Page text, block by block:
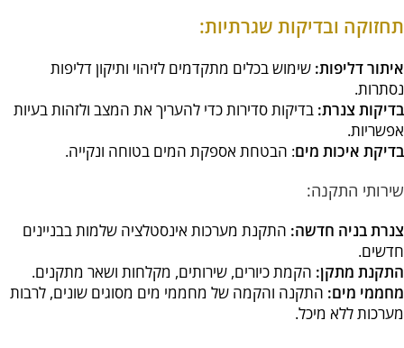
תחזוקה ובדיקות שגרתיות:
איתור דליפות: שימוש בכלים מתקדמים לזיהוי ותיקון דליפות
נסתרות.
בדיקות צנרת: בדיקות סדירות כדי להעריך את המצב ולזהות בעיות
אפשריות.
בדיקת איכות מים: הבטחת אספקת המים בטוחה ונקייה.
שירותי התקנה:
צנרת בניה חדשה: התקנת מערכות אינסטלציה שלמות בבניינים
חדשים.
התקנת מתקן: הקמת כיורים, שירותים, מקלחות ושאר מתקנים.
מחממי מים: התקנה והקמה של מחממי מים מסוגים שונים, לרבות
מערכות ללא מיכל.